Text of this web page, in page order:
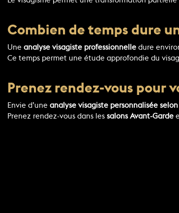
Combien de temps dure
Une analyse visagiste professionnelle dure
Ce temps permet une étude approfondie du
Prenez rendez-vous pour
Envie d’une analyse visagiste personnalisée
Prenez rendez-vous dans les salons Avant-Garde